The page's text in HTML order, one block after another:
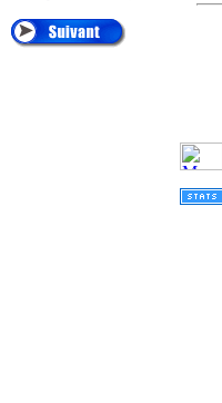
Cartouches Pour